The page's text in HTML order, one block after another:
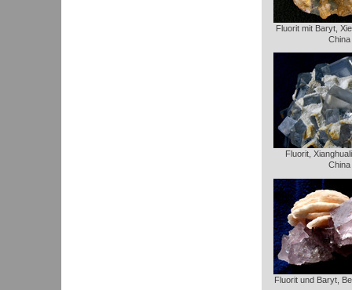
Fluorit mit Baryt,
China
Fluorit,
China
Fluorit und Baryt,